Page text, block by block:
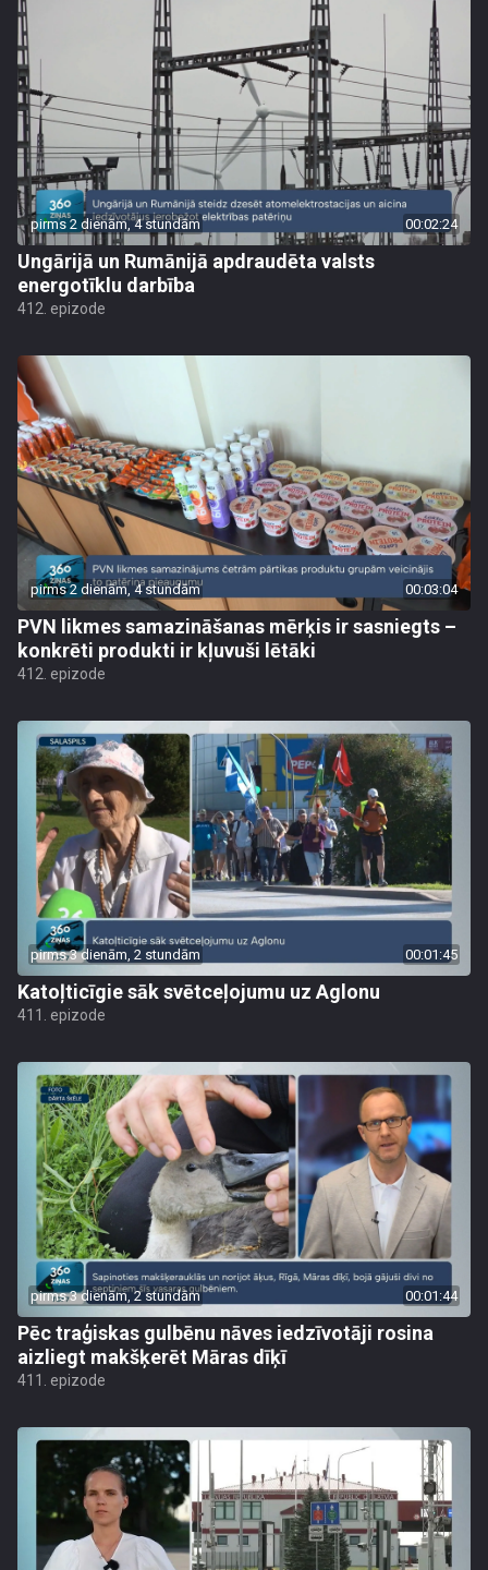
pirms 2 dienām, 4 stundām 00:02:24
Ungārijā un Rumānijā apdraudēta valsts
energotīklu darbība
412. epizode
pirms 2 dienām, 4 stundām 00:03:04
PVN likmes samazināšanas mērķis ir sasniegts –
konkrēti produkti ir kļuvuši lētāki
412. epizode
pirms 3 dienām, 2 stundām 00:01:45
Katoļticīgie sāk svētceļojumu uz Aglonu
411. epizode
pirms 3 dienām, 2 stundām 00:01:44
Pēc traģiskas gulbēnu nāves iedzīvotāji rosina
aizliegt makšķerēt Māras dīķī
411. epizode